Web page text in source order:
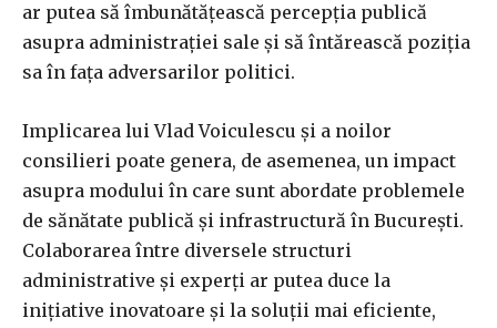
ar putea să îmbunătățească percepția publică
asupra administrației sale și să întărească poziția
sa în fața adversarilor politici.
Implicarea lui Vlad Voiculescu și a noilor
consilieri poate genera, de asemenea, un impact
asupra modului în care sunt abordate problemele
de sănătate publică și infrastructură în București.
Colaborarea între diversele structuri
administrative și experți ar putea duce la
inițiative inovatoare și la soluții mai eficiente,